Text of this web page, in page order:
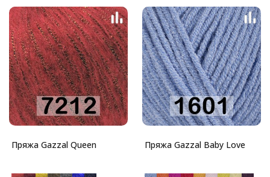
Пряжа Gazzal Queen Пряжа Gazzal Baby Love